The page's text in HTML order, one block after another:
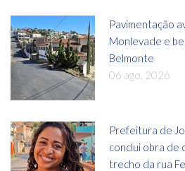
Pavimentação
Monlevade e
Belmonte
06 ago, 2026
Prefeitura de
conclui obra de
trecho da rua